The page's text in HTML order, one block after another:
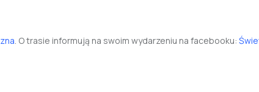
. O trasie informują na swoim wydarzeniu na facebooku: